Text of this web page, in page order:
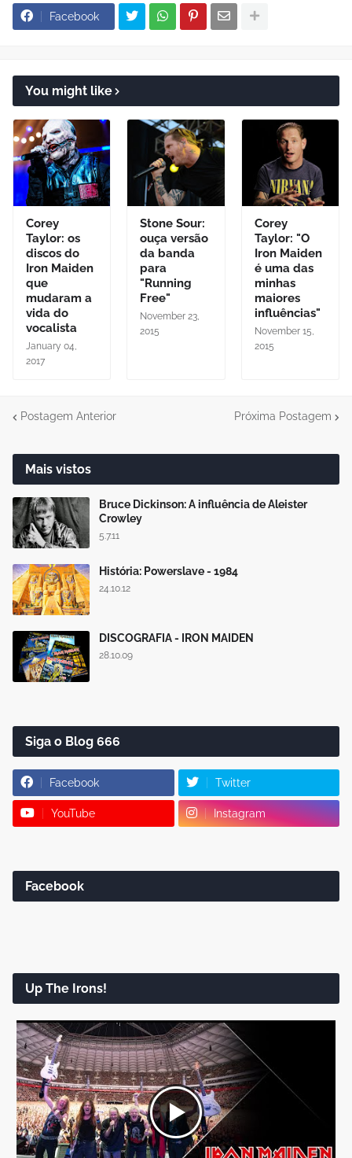
Facebook
You might like
Corey
Taylor: os
discos do
Iron Maiden
que
mudaram a
vida do
vocalista
January 04,
2017
Stone Sour:
ouça versão
da banda
para
"Running
Free"
November 23,
2015
Corey
Taylor: "O
Iron Maiden
é uma das
minhas
maiores
influências"
November 15,
2015
Postagem Anterior Próxima Postagem
Mais vistos
Bruce Dickinson: A influência de Aleister
Crowley
5.7.11
História: Powerslave - 1984
24.10.12
DISCOGRAFIA - IRON MAIDEN
28.10.09
Siga o Blog 666
Facebook Twitter
YouTube Instagram
Facebook
Up The Irons!